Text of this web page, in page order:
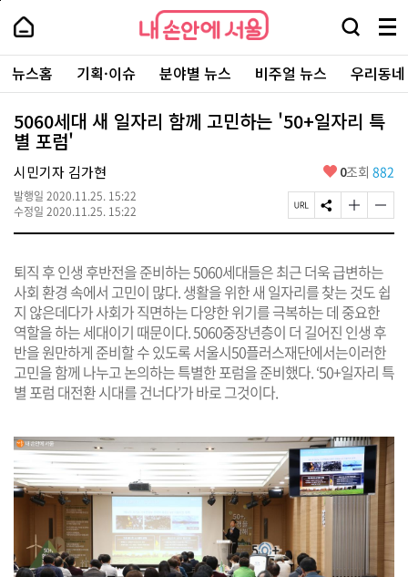
본
로
가
내
손
안
에
서
울
-
서
울
시
대
표
소
통
포
내
손
에
울
검
창
열
기
메
뉴
전
체
보
주
요
서
뉴스홈 기획·이슈 분야별 뉴스 비주얼 뉴스 우리동
5060세대 새 일자리 함께 고민하는 '50+일자리 특
별 포럼'
시민기자 김가현
발행일 2020.11.25. 15:22
수정일 2020.11.25. 15:22
좋
요
0조회 882
페
이
R
L
복
사
S
N
유
하
기
글
자
크
게
변
경
하
기
글
자
작
게
변
경
하
기
퇴직 후 인생 후반전을 준비하는 5060세대들은 최근 더욱 급변하는
사회 환경 속에서 고민이 많다. 생활을 위한 새 일자리를 찾는 것도 쉽
지 않은데다가 사회가 직면하는 다양한 위기를 극복하는 데 중요한
역할을 하는 세대이기 때문이다. 5060중장년층이 더 길어진 인생 후
반을 원만하게 준비할 수 있도록 서울시50플러스재단에서는이러한
고민을 함께 나누고 논의하는 특별한 포럼을 준비했다. ‘50+일자리 특
별 포럼 대전환 시대를 건너다’가 바로 그것이다.
페
상
단
로